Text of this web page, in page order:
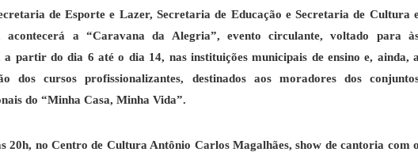
de Esporte e Lazer, Secretaria de Educação e Secretaria de Cultura
acontecerá a “Caravana da Alegria”, evento circulante, voltado para
a partir do dia 6 até o dia 14, nas instituições municipais de ensino e, ainda, a
dos cursos profissionalizantes, destinados aos moradores dos
do “Minha Casa, Minha Vida”.
20h, no Centro de Cultura Antônio Carlos Magalhães, show de cantoria com o